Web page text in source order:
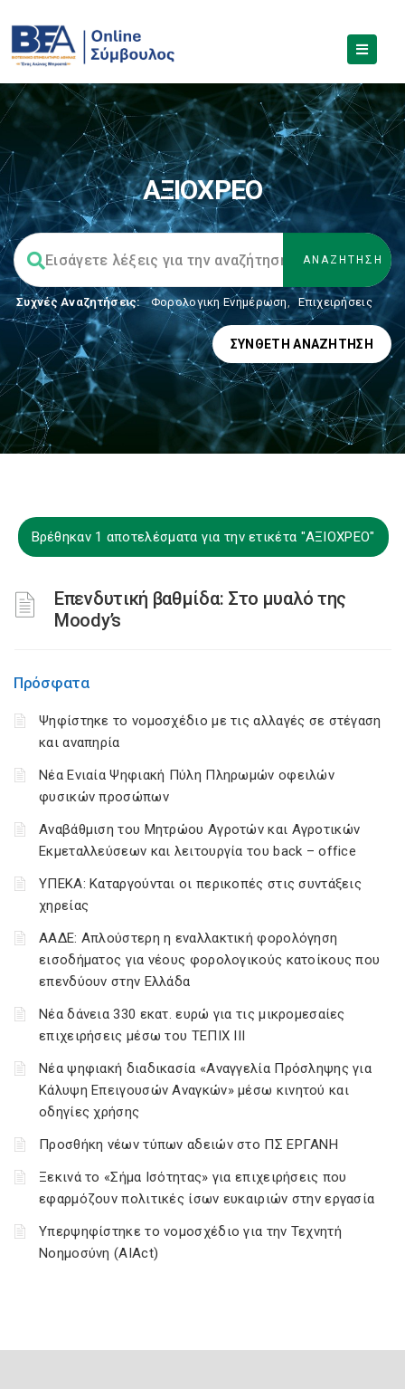
ΑΞΙΟΧΡΕΟ
Συχνές Αναζητήσεις: Φορολογικη Ενημέρωση, Επιχειρήσεις
ΣΎΝΘΕΤΗ ΑΝΑΖΉΤΗΣΗ
Βρέθηκαν 1 αποτελέσματα για την ετικέτα "ΑΞΙΟΧΡΕΟ"
Επενδυτική βαθμίδα: Στο μυαλό της
Moody’s
Πρόσφατα
Ψηφίστηκε το νομοσχέδιο με τις αλλαγές σε στέγαση
και αναπηρία
Νέα Ενιαία Ψηφιακή Πύλη Πληρωμών οφειλών
φυσικών προσώπων
Αναβάθμιση του Μητρώου Αγροτών και Αγροτικών
Εκμεταλλεύσεων και λειτουργία του back – office
ΥΠΕΚΑ: Καταργούνται οι περικοπές στις συντάξεις
χηρείας
ΑΑΔΕ: Απλούστερη η εναλλακτική φορολόγηση
εισοδήματος για νέους φορολογικούς κατοίκους που
επενδύουν στην Ελλάδα
Νέα δάνεια 330 εκατ. ευρώ για τις μικρομεσαίες
επιχειρήσεις μέσω του ΤΕΠΙΧ ΙΙΙ
Νέα ψηφιακή διαδικασία «Αναγγελία Πρόσληψης για
Κάλυψη Επειγουσών Αναγκών» μέσω κινητού και
οδηγίες χρήσης
Προσθήκη νέων τύπων αδειών στο ΠΣ ΕΡΓΑΝΗ
Ξεκινά το «Σήμα Ισότητας» για επιχειρήσεις που
εφαρμόζουν πολιτικές ίσων ευκαιριών στην εργασία
Υπερψηφίστηκε το νομοσχέδιο για την Τεχνητή
Νοημοσύνη (AIAct)